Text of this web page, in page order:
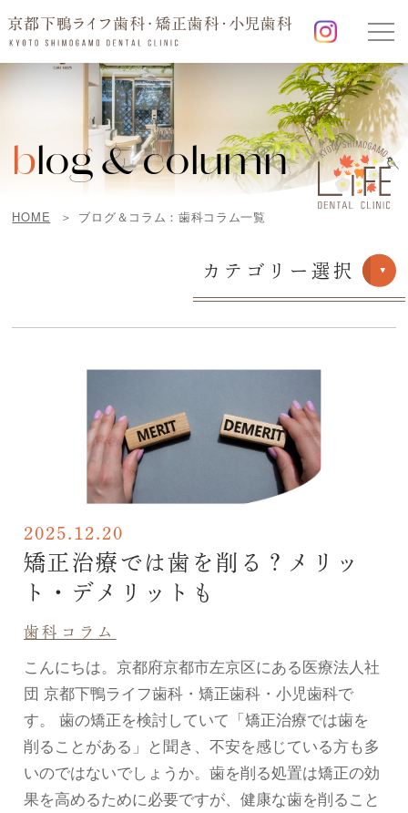
b log & column
HOME ブログ＆コラム：歯科コラム一覧
カテゴリー選択
2025.12.20
矯正治療では歯を削る？メリッ
ト・デメリットも
歯科コラム
こんにちは。京都府京都市左京区にある医療法人社
団 京都下鴨ライフ歯科・矯正歯科・小児歯科で
す。 歯の矯正を検討していて「矯正治療では歯を
削ることがある」と聞き、不安を感じている方も多
いのではないでしょうか。歯を削る処置は矯正の効
果を高めるために必要ですが、健康な歯を削ること